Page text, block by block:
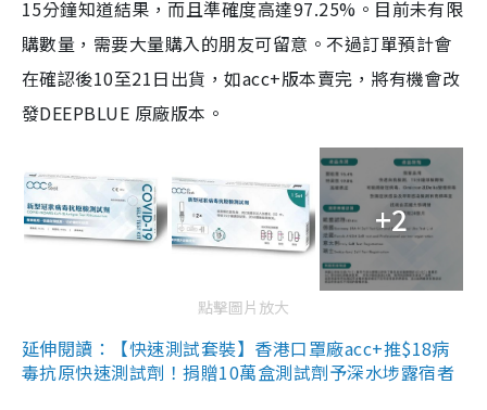
15分鐘知道結果，而且準確度高達97.25%。目前未有限
購數量，需要大量購入的朋友可留意。不過訂單預計會
在確認後10至21日出貨，如acc+版本賣完，將有機會改
發DEEPBLUE 原廠版本。
+2
點擊圖片放大
延伸閱讀：【快速測試套裝】香港口罩廠acc+推$18病
毒抗原快速測試劑！捐贈10萬盒測試劑予深水埗露宿者